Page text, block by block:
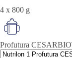
4 x 800 g
Profutura